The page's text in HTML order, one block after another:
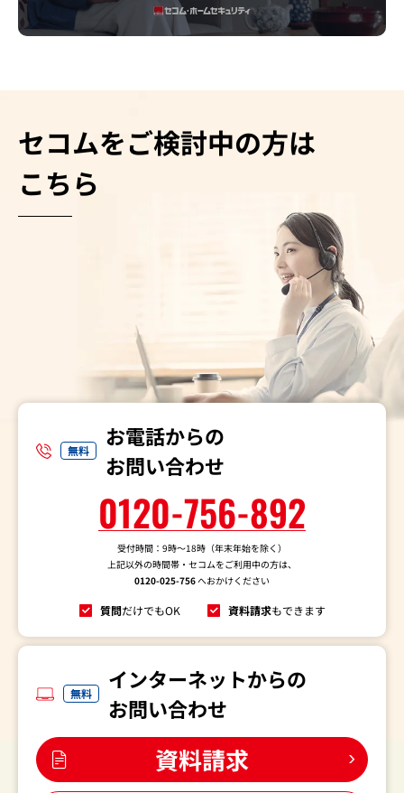
セコムをご検討中の方は
こちら
無料
お電話からの
お問い合わせ
0120-756-892
質問だけでもOK 資料請求もできます
受付時間：9時～18時（年末年始を除く）
上記以外の時間帯・セコムをご利用中の方は、
0120-025-756へおかけください
無料
インターネットからの
お問い合わせ
資料請求